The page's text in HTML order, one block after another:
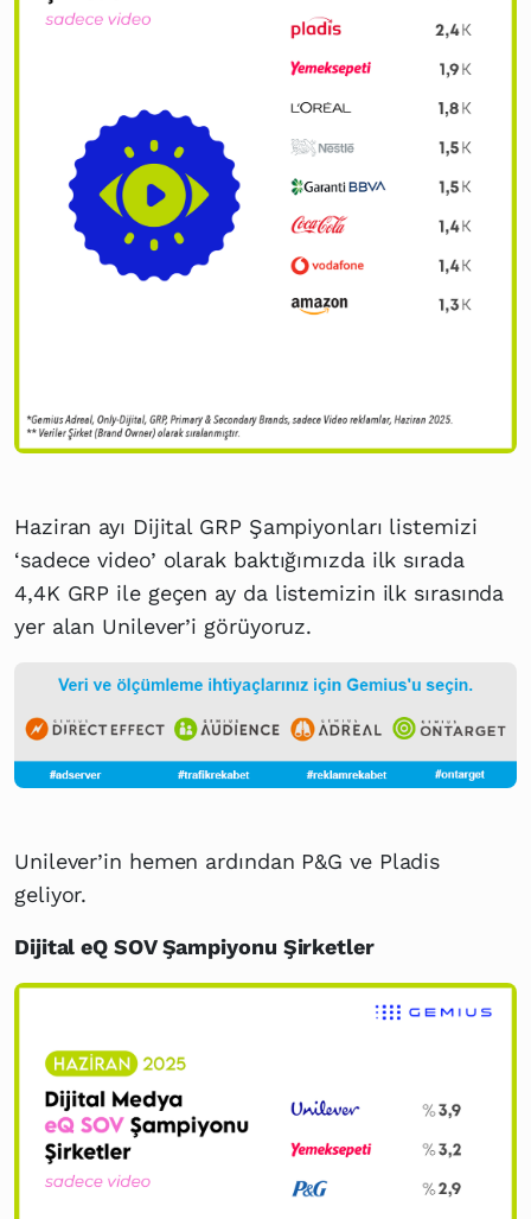
Haziran ayı Dijital GRP Şampiyonları listemizi
‘sadece video’ olarak baktığımızda ilk sırada
4,4K GRP ile geçen ay da listemizin ilk sırasında
yer alan Unilever’i görüyoruz.
Unilever’in hemen ardından P&G ve Pladis
geliyor.
Dijital eQ SOV Şampiyonu Şirketler